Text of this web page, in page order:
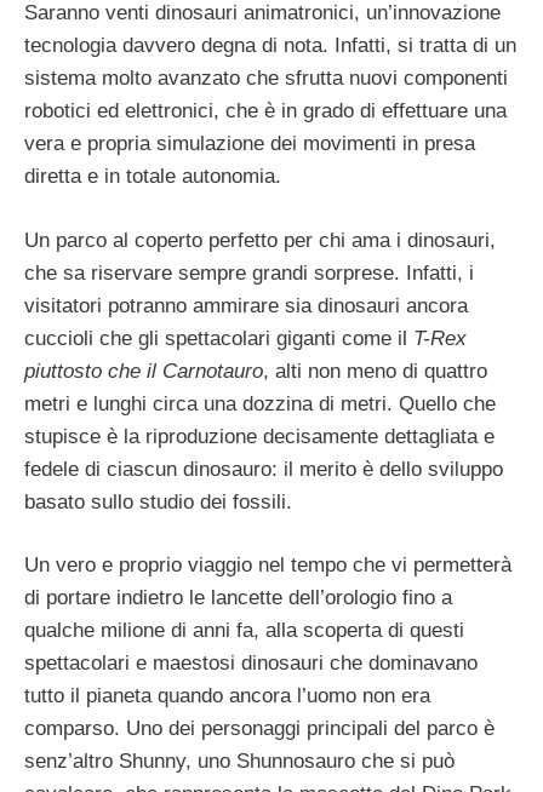
Saranno venti dinosauri animatronici, un’innovazione
tecnologia davvero degna di nota. Infatti, si tratta di un
sistema molto avanzato che sfrutta nuovi componenti
robotici ed elettronici, che è in grado di effettuare una
vera e propria simulazione dei movimenti in presa
diretta e in totale autonomia.
Un parco al coperto perfetto per chi ama i dinosauri,
che sa riservare sempre grandi sorprese. Infatti, i
visitatori potranno ammirare sia dinosauri ancora
cuccioli che gli spettacolari giganti come il T-Rex
piuttosto che il Carnotauro, alti non meno di quattro
metri e lunghi circa una dozzina di metri. Quello che
stupisce è la riproduzione decisamente dettagliata e
fedele di ciascun dinosauro: il merito è dello sviluppo
basato sullo studio dei fossili.
Un vero e proprio viaggio nel tempo che vi permetterà
di portare indietro le lancette dell’orologio fino a
qualche milione di anni fa, alla scoperta di questi
spettacolari e maestosi dinosauri che dominavano
tutto il pianeta quando ancora l’uomo non era
comparso. Uno dei personaggi principali del parco è
senz’altro Shunny, uno Shunnosauro che si può